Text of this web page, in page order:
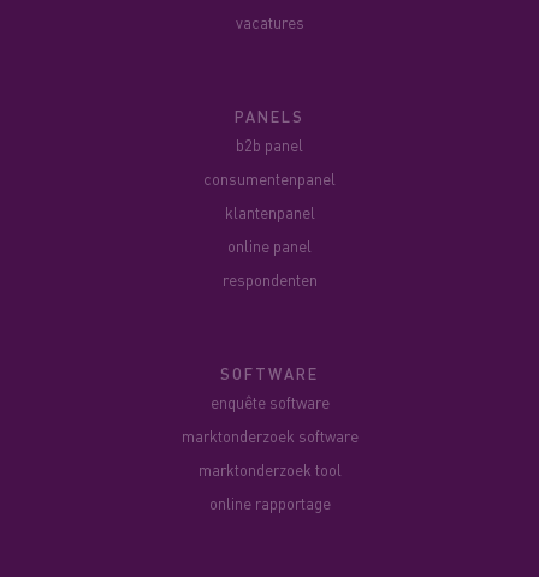
vacatures
PANELS
b2b panel
consumentenpanel
klantenpanel
online panel
respondenten
SOFTWARE
enquête software
marktonderzoek software
marktonderzoek tool
online rapportage